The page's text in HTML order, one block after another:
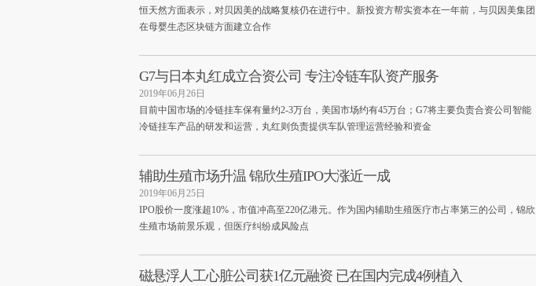
恒天然方面表示，对贝因美的战略复核仍在进行中。新投资方帮实资本在一年前，与贝因美集团
在母婴生态区块链方面建立合作
G7与日本丸红成立合资公司 专注冷链车队资产服务
2019年06月26日
目前中国市场的冷链挂车保有量约2-3万台，美国市场约有45万台；G7将主要负责合资公司智能
冷链挂车产品的研发和运营，丸红则负责提供车队管理运营经验和资金
辅助生殖市场升温 锦欣生殖IPO大涨近一成
2019年06月25日
IPO股价一度涨超10%，市值冲高至220亿港元。作为国内辅助生殖医疗市占率第三的公司，锦欣
生殖市场前景乐观，但医疗纠纷成风险点
磁悬浮人工心脏公司获1亿元融资 已在国内完成4例植入